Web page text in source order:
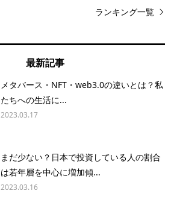
ランキング一覧
最新記事
メタバース・NFT・web3.0の違いとは？私
たちへの生活に...
2023.03.17
まだ少ない？日本で投資している人の割合
は若年層を中心に増加傾...
2023.03.16